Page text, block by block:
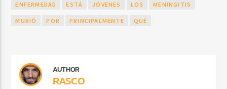
ENFERMEDAD ESTÁ JÓVENES LOS MENINGITIS
MURIÓ POR PRINCIPALMENTE QUÉ
AUTHOR
RASCO